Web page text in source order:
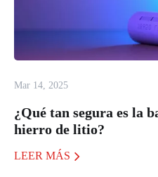
Mar 14, 2025
¿Qué tan segura es la
hierro de litio?
LEER MÁS